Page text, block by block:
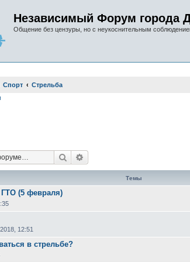
Независимый Форум города
Общение без цензуры, но с неукоснительным
Спорт
Стрельба
Поиск
Темы
(5 февраля)
12:51
в стрельбе?